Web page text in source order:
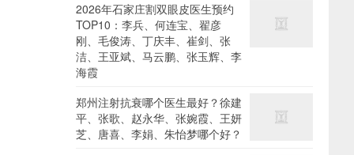
2026年石家庄割双眼皮医生预约
TOP10：李兵、何连宝、翟彦
刚、毛俊涛、丁庆丰、崔剑、张
洁、王亚斌、马云鹏、张玉辉、李
海霞
郑州注射抗衰哪个医生最好？徐建
平、张歌、赵永华、张婉霞、王妍
芝、唐喜、李娟、朱怡梦哪个好？